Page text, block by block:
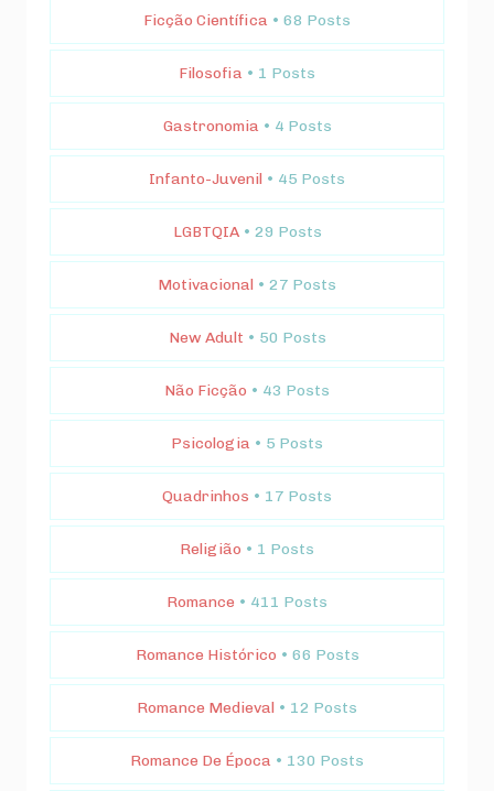
Ficção Científica • 68 Posts
Filosofia • 1 Posts
Gastronomia • 4 Posts
Infanto-Juvenil • 45 Posts
LGBTQIA • 29 Posts
Motivacional • 27 Posts
New Adult • 50 Posts
Não Ficção • 43 Posts
Psicologia • 5 Posts
Quadrinhos • 17 Posts
Religião • 1 Posts
Romance • 411 Posts
Romance Histórico • 66 Posts
Romance Medieval • 12 Posts
Romance De Época • 130 Posts